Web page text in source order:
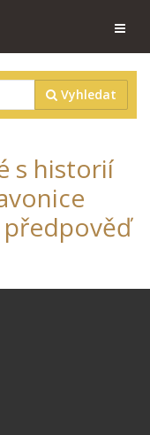
Vyhledat
s historií